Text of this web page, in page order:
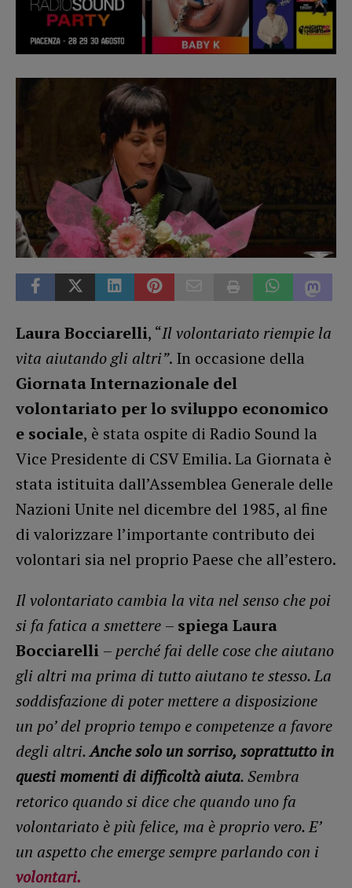
Laura Bocciarelli, “Il volontariato riempie la
vita aiutando gli altri”. In occasione della
Giornata Internazionale del
volontariato per lo sviluppo economico
e sociale, è stata ospite di Radio Sound la
Vice Presidente di CSV Emilia. La Giornata è
stata istituita dall’Assemblea Generale delle
Nazioni Unite nel dicembre del 1985, al fine
di valorizzare l’importante contributo dei
volontari sia nel proprio Paese che all’estero.
Il volontariato cambia la vita nel senso che poi
si fa fatica a smettere – spiega Laura
Bocciarelli – perché fai delle cose che aiutano
gli altri ma prima di tutto aiutano te stesso. La
soddisfazione di poter mettere a disposizione
un po’ del proprio tempo e competenze a favore
degli altri.Anche solo un sorriso, soprattutto in
questi momenti di difficoltà aiuta. Sembra
retorico quando si dice che quando uno fa
volontariato è più felice, ma è proprio vero. E’
un aspetto che emerge sempre parlando con i
volontari.